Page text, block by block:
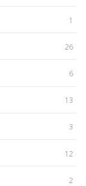
1
26
6
13
3
12
2